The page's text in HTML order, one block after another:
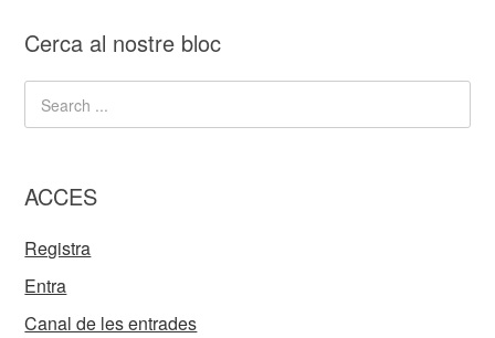
Cerca al nostre bloc
ACCES
Registra
Entra
Canal de les entrades